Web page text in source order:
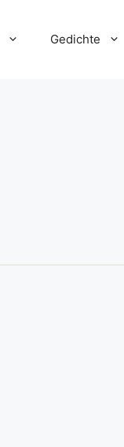
Gedichte